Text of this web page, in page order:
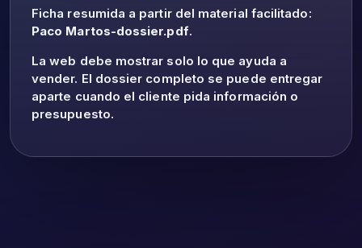
Ficha resumida a partir del material facilitado:
Paco Martos-dossier.pdf.
La web debe mostrar solo lo que ayuda a
vender. El dossier completo se puede entregar
aparte cuando el cliente pida información o
presupuesto.